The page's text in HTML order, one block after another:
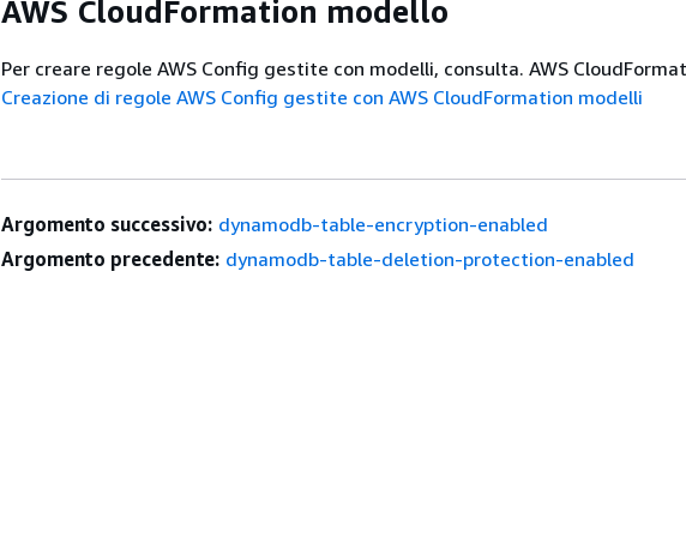
AWS CloudFormation modello
Per creare regole AWS Config gestite con modelli, consulta. AWS
Creazione di regole AWS Config gestite con AWS CloudFormation modelli
Argomento successivo: dynamodb-table-encryption-enabled
Argomento precedente: dynamodb-table-deletion-protection-enabled